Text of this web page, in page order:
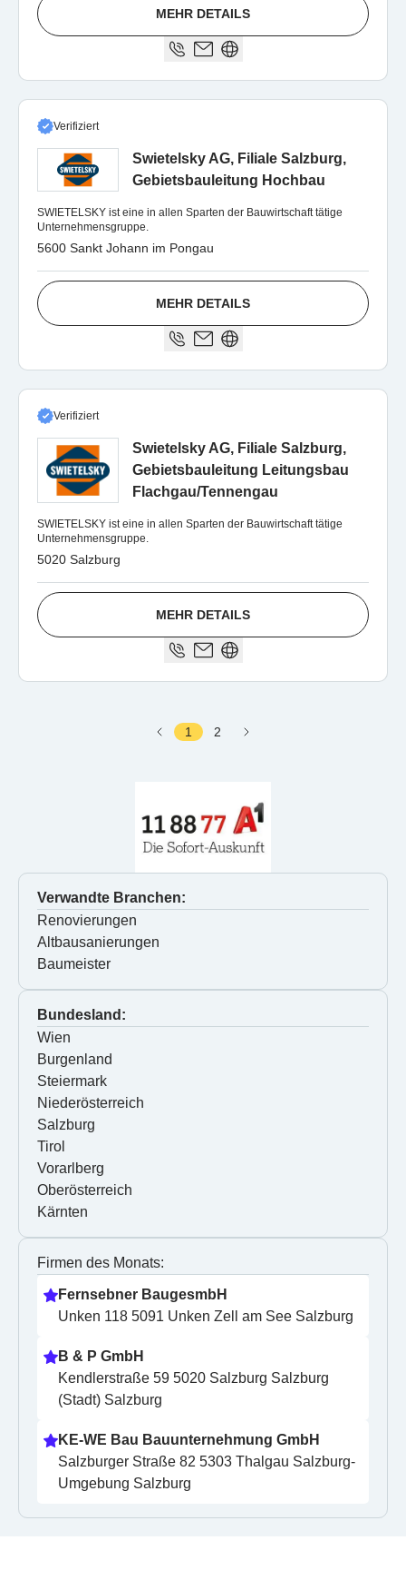
MEHR DETAILS
Verifiziert
Swietelsky AG, Filiale Salzburg,
Gebietsbauleitung Hochbau
SWIETELSKY ist eine in allen Sparten der Bauwirtschaft tätige
Unternehmensgruppe.
5600 Sankt Johann im Pongau
MEHR DETAILS
Verifiziert
Swietelsky AG, Filiale Salzburg,
Gebietsbauleitung Leitungsbau
Flachgau/Tennengau
SWIETELSKY ist eine in allen Sparten der Bauwirtschaft tätige
Unternehmensgruppe.
5020 Salzburg
MEHR DETAILS
1 2
Verwandte Branchen:
Renovierungen
Altbausanierungen
Baumeister
Bundesland:
Wien
Burgenland
Steiermark
Niederösterreich
Salzburg
Tirol
Vorarlberg
Oberösterreich
Kärnten
Firmen des Monats:
Fernsebner BaugesmbH
Unken 118 5091 Unken Zell am See Salzburg
B & P GmbH
Kendlerstraße 59 5020 Salzburg Salzburg
(Stadt) Salzburg
KE-WE Bau Bauunternehmung GmbH
Salzburger Straße 82 5303 Thalgau Salzburg-
Umgebung Salzburg